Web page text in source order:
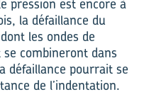
pression est encore à
la défaillance du
les ondes de
combineront dans
défaillance pourrait se
de l’indentation.